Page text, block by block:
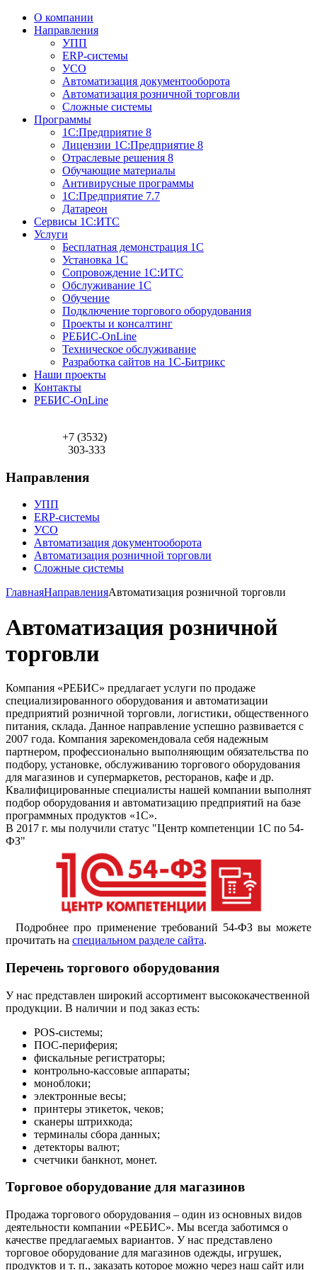
О компании
Направления
УПП
ERP-системы
УСО
Автоматизация документооборота
Автоматизация розничной торговли
Сложные системы
Программы
1С:Предприятие 8
Лицензии 1С:Предприятие 8
Отраслевые решения 8
Обучающие материалы
Антивирусные программы
1С:Предприятие 7.7
Датареон
Сервисы 1С:ИТС
Услуги
Бесплатная демонстрация 1С
Установка 1С
Сопровождение 1С:ИТС
Обслуживание 1С
Обучение
Подключение торгового оборудования
Проекты и консалтинг
РЕБИС-OnLine
Техническое обслуживание
Разработка сайтов на 1С-Битрикс
Наши проекты
Контакты
РЕБИС-OnLine
+7 (3532)
303-333
Направления
УПП
ERP-системы
УСО
Автоматизация документооборота
Автоматизация розничной торговли
Сложные системы
ГлавнаяНаправленияАвтоматизация розничной торговли
Автоматизация розничной
торговли
Компания «РЕБИС» предлагает услуги по продаже
специализированного оборудования и автоматизации
предприятий розничной торговли, логистики, общественного
питания, склада. Данное направление успешно развивается с
2007 года. Компания зарекомендовала себя надежным
партнером, профессионально выполняющим обязательства по
подбору, установке, обслуживанию торгового оборудования
для магазинов и супермаркетов, ресторанов, кафе и др.
Квалифицированные специалисты нашей компании выполнят
подбор оборудования и автоматизацию предприятий на базе
программных продуктов «1С».
В 2017 г. мы получили статус "Центр компетенции 1С по 54-
ФЗ"
Подробнее про применение требований 54-ФЗ вы можете
прочитать на специальном разделе сайта.
Перечень торгового оборудования
У нас представлен широкий ассортимент высококачественной
продукции. В наличии и под заказ есть:
POS-системы;
ПОС-периферия;
фискальные регистраторы;
контрольно-кассовые аппараты;
моноблоки;
электронные весы;
принтеры этикеток, чеков;
сканеры штрихкода;
терминалы сбора данных;
детекторы валют;
счетчики банкнот, монет.
Торговое оборудование для магазинов
Продажа торгового оборудования – один из основных видов
деятельности компании «РЕБИС». Мы всегда заботимся о
качестве предлагаемых вариантов. У нас представлено
торговое оборудование для магазинов одежды, игрушек,
продуктов и т. п., заказать которое можно через наш сайт или